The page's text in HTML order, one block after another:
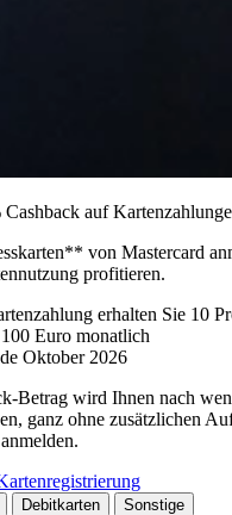
auf
von Mastercard
profitieren.
erhalten Sie 10
Euro monatlich
Oktober 2026
Betrag wird Ihnen nach
ganz ohne zusätzlichen
Debitkarten Sonstige